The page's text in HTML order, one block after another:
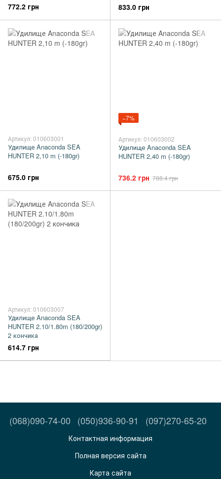
772.2 грн 833.0 грн
Артикул: 010603001
Удилище Anaconda SEA
HUNTER 2,10 m (-180gr)
675.0 грн
−7%
Артикул: 010603002
Удилище Anaconda SEA
HUNTER 2,40 m (-180gr)
736.2 грн 788.4 грн
Артикул: 010603007
Удилище Anaconda SEA
HUNTER 2.10/1.80m (180/200gr)
2 кончика
614.7 грн
(068)090-74-00 (050)936-90-91 (097)270-65-20
Контактная информация
Полная версия сайта
Карта сайта